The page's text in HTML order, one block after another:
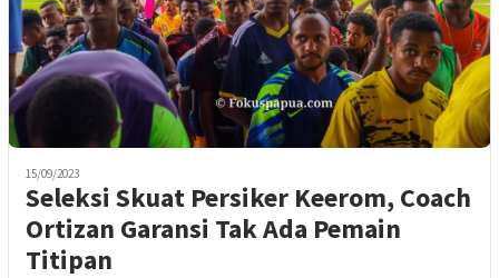
15/09/2023
Seleksi Skuat Persiker Keerom, Coach
Ortizan Garansi Tak Ada Pemain
Titipan